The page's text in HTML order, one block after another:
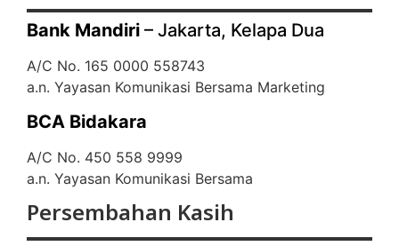
Bank Mandiri – Jakarta, Kelapa Dua
A/C No. 165 0000 558743
a.n. Yayasan Komunikasi Bersama Marketing
BCA Bidakara
A/C No. 450 558 9999
a.n. Yayasan Komunikasi Bersama
Persembahan Kasih